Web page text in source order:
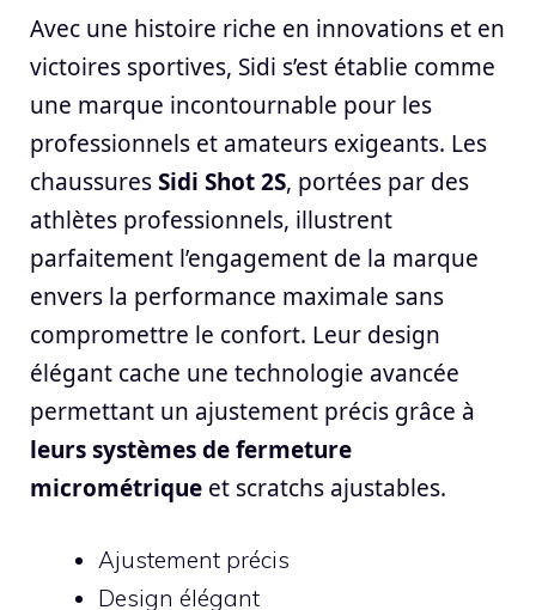
Avec une histoire riche en innovations et en
victoires sportives, Sidi s’est établie comme
une marque incontournable pour les
professionnels et amateurs exigeants. Les
chaussuresSidi Shot 2S, portées par des
athlètes professionnels, illustrent
parfaitement l’engagement de la marque
envers la performance maximale sans
compromettre le confort. Leur design
élégant cache une technologie avancée
permettant un ajustement précis grâce à
leurs systèmes de fermeture
micrométrique et scratchs ajustables.
Ajustement précis
Design élégant